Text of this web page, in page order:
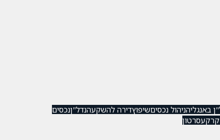
באנגליהניהול נכסיםשיפוץדירה להשקעהנדל"ןנכסים
קרקעסרטון